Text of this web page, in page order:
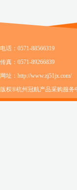
电话：0571-88566319
传真：0571-89266839
网址：http://www.zj51jx.com/
版权®杭州冠航产品采购服